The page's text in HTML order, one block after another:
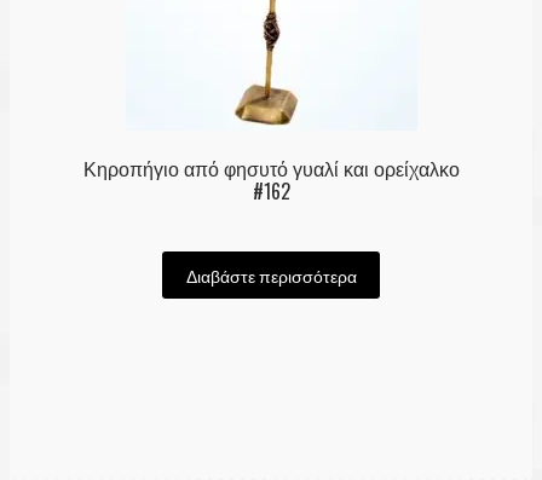
Κηροπήγιο από φησυτό γυαλί και ορείχαλκο
#162
Διαβάστε περισσότερα